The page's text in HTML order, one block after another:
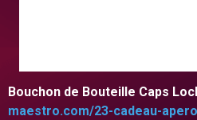
Bouchon de Bouteille Caps
maestro.com/23-cadeau-